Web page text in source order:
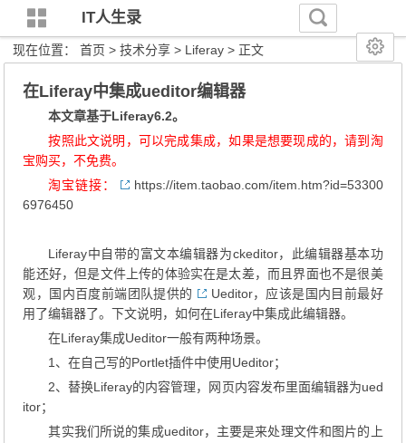
IT人生录
现在位置：首页 >技术分享 > Liferay > 正文
在Liferay中集成ueditor编辑器
本文章基于Liferay6.2。
按照此文说明，可以完成集成，如果是想要现成的，请到淘
宝购买，不免费。
淘宝链接：
https://item.taobao.com/item.htm?id=53300
6976450
Liferay中自带的富文本编辑器为ckeditor，此编辑器基本功
能还好，但是文件上传的体验实在是太差，而且界面也不是很美
观，国内百度前端团队提供的
Ueditor，应该是国内目前最好
用了编辑器了。下文说明，如何在Liferay中集成此编辑器。
在Liferay集成Ueditor一般有两种场景。
1、在自己写的Portlet插件中使用Ueditor；
2、替换Liferay的内容管理，网页内容发布里面编辑器为ued
itor；
其实我们所说的集成ueditor，主要是来处理文件和图片的上